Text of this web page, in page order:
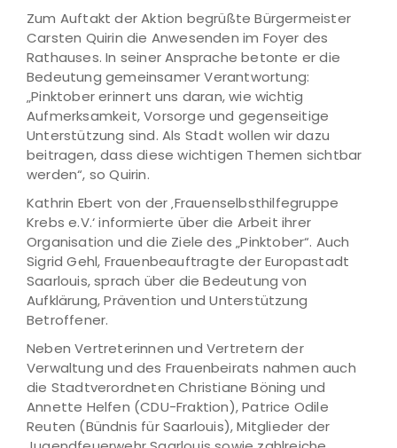
Zum Auftakt der Aktion begrüßte Bürgermeister
Carsten Quirin die Anwesenden im Foyer des
Rathauses. In seiner Ansprache betonte er die
Bedeutung gemeinsamer Verantwortung:
„Pinktober erinnert uns daran, wie wichtig
Aufmerksamkeit, Vorsorge und gegenseitige
Unterstützung sind. Als Stadt wollen wir dazu
beitragen, dass diese wichtigen Themen sichtbar
werden“, so Quirin.
Kathrin Ebert von der ‚Frauenselbsthilfegruppe
Krebs e.V.‘ informierte über die Arbeit ihrer
Organisation und die Ziele des „Pinktober“. Auch
Sigrid Gehl, Frauenbeauftragte der Europastadt
Saarlouis, sprach über die Bedeutung von
Aufklärung, Prävention und Unterstützung
Betroffener.
Neben Vertreterinnen und Vertretern der
Verwaltung und des Frauenbeirats nahmen auch
die Stadtverordneten Christiane Böning und
Annette Helfen (CDU-Fraktion), Patrice Odile
Reuten (Bündnis für Saarlouis), Mitglieder der